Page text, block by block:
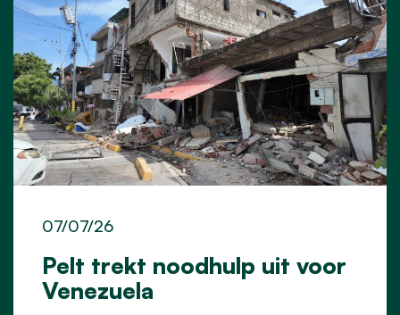
Pelt trekt noodhulp uit voor
Venezuela
07/07/26